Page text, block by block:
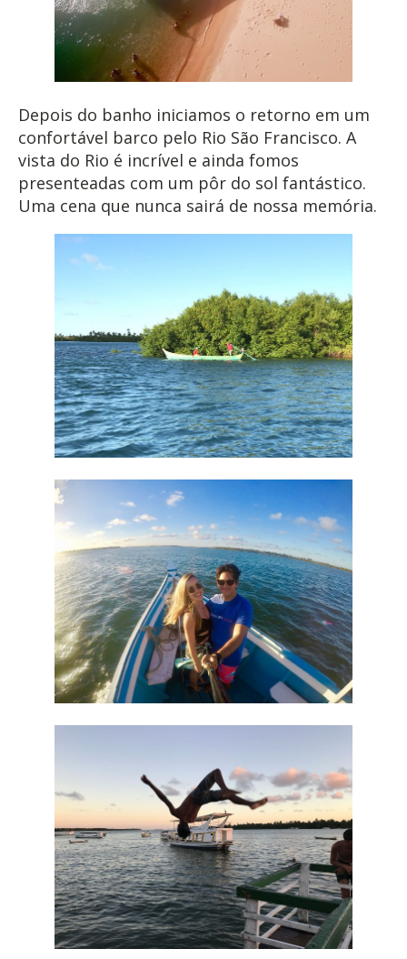
Depois do banho iniciamos o retorno em um
confortável barco pelo Rio São Francisco. A
vista do Rio é incrível e ainda fomos
presenteadas com um pôr do sol fantástico.
Uma cena que nunca sairá de nossa memória.